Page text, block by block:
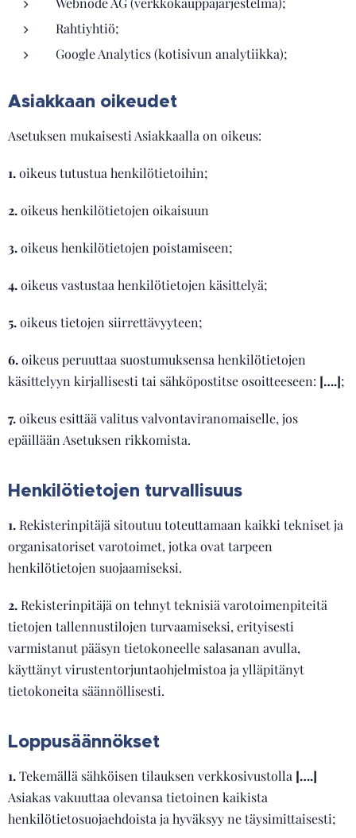
Rahtiyhtiö;
Google Analytics (kotisivun analytiikka);
Asiakkaan oikeudet
Asetuksen mukaisesti Asiakkaalla on oikeus:
1.oikeus tutustua henkilötietoihin;
2.oikeus henkilötietojen oikaisuun
3.oikeus henkilötietojen poistamiseen;
4.oikeus vastustaa henkilötietojen käsittelyä;
5.oikeus tietojen siirrettävyyteen;
6.oikeus peruuttaa suostumuksensa henkilötietojen
käsittelyyn kirjallisesti tai sähköpostitse osoitteeseen: [….];
7.oikeus esittää valitus valvontaviranomaiselle, jos
epäillään Asetuksen rikkomista.
Henkilötietojen turvallisuus
1.Rekisterinpitäjä sitoutuu toteuttamaan kaikki tekniset ja
organisatoriset varotoimet, jotka ovat tarpeen
henkilötietojen suojaamiseksi.
2.Rekisterinpitäjä on tehnyt teknisiä varotoimenpiteitä
tietojen tallennustilojen turvaamiseksi, erityisesti
varmistanut pääsyn tietokoneelle salasanan avulla,
käyttänyt virustentorjuntaohjelmistoa ja ylläpitänyt
tietokoneita säännöllisesti.
Loppusäännökset
1.Tekemällä sähköisen tilauksen verkkosivustolla [….]
Asiakas vakuuttaa olevansa tietoinen kaikista
henkilötietosuojaehdoista ja hyväksyy ne täysimittaisesti;